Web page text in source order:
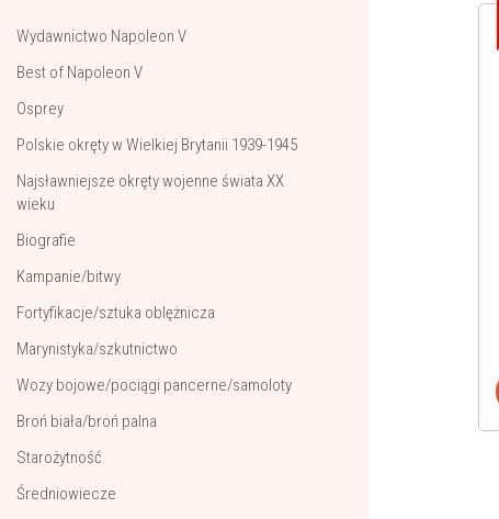
Wydawnictwo Napoleon V
Best of Napoleon V
Osprey
Polskie okręty w Wielkiej Brytanii 1939-1945
Najsławniejsze okręty wojenne świata XX
wieku
Biografie
Kampanie/bitwy
Fortyfikacje/sztuka oblężnicza
Marynistyka/szkutnictwo
Wozy bojowe/pociągi pancerne/samoloty
Broń biała/broń palna
Starożytność
Średniowiecze